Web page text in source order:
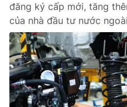
đăng ký cấp mới, tăng
của nhà đầu tư nước